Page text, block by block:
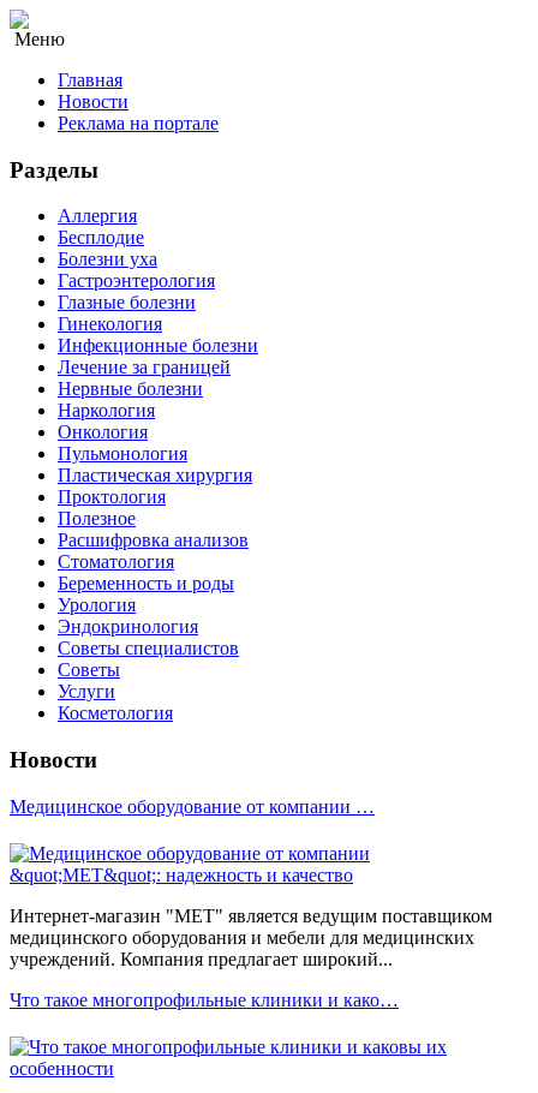
Меню
Главная
Новости
Реклама на портале
Разделы
Аллергия
Бесплодие
Болезни уха
Гастроэнтерология
Глазные болезни
Гинекология
Инфекционные болезни
Лечение за границей
Нервные болезни
Наркология
Онкология
Пульмонология
Пластическая хирургия
Проктология
Полезное
Расшифровка анализов
Стоматология
Беременность и роды
Урология
Эндокринология
Советы специалистов
Советы
Услуги
Косметология
Новости
Медицинское оборудование от компании …
Интернет-магазин "МЕТ" является ведущим поставщиком
медицинского оборудования и мебели для медицинских
учреждений. Компания предлагает широкий...
Что такое многопрофильные клиники и како…